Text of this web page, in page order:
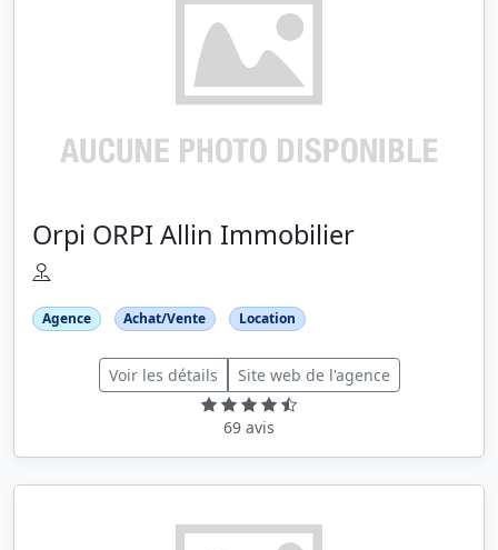
Orpi ORPI Allin Immobilier
Agence Achat/Vente Location
Voir les détails Site web de l'agence
69 avis